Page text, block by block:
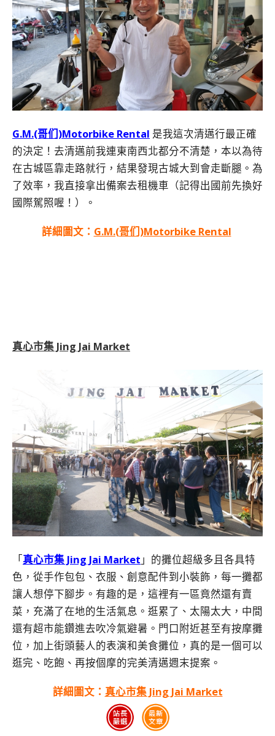
G.M.(哥们)Motorbike Rental 是我這次清邁行最正確
的決定！去清邁前我連東南西北都分不清楚，本以為待
在古城區靠走路就行，結果發現古城大到會走斷腿。為
了效率，我直接拿出備案去租機車（記得出國前先換好
國際駕照喔！）。
詳細圖文： G.M.(哥们)Motorbike Rental
真心市集 Jing Jai Market
「真心市集 Jing Jai Market 」的攤位超級多且各具特
色，從手作包包、衣服、創意配件到小裝飾，每一攤都
讓人想停下腳步。有趣的是，這裡有一區竟然還有賣
菜，充滿了在地的生活氣息。逛累了、太陽太大，中間
還有超市能鑽進去吹冷氣避暑。門口附近甚至有按摩攤
位，加上街頭藝人的表演和美食攤位，真的是一個可以
逛完、吃飽、再按個摩的完美清邁週末提案。
詳細圖文： 真心市集 Jing Jai Market